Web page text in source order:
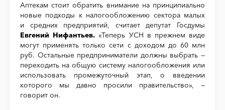
Аптекам стоит обратить внимание на принципиально
новые подходы к налогообложению сектора малых
и средних предприятий, считает депутат Госдумы
Евгений Нифантьев. «Теперь УСН в прежнем виде
могут применять только сети с доходом до 60 млн
руб. Остальные предприниматели должны выбрать —
переходить на общую систему налогообложения или
использовать промежуточный этап, о введении
которого мы давно просили правительство», —
говорит он.